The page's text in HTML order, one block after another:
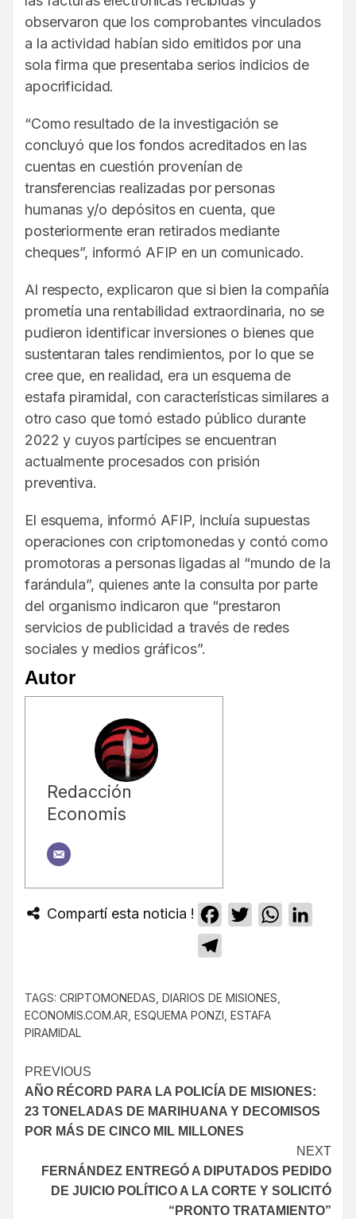
observaron que los comprobantes vinculados
a la actividad habían sido emitidos por una
sola firma que presentaba serios indicios de
apocrificidad.
“Como resultado de la investigación se
concluyó que los fondos acreditados en las
cuentas en cuestión provenían de
transferencias realizadas por personas
humanas y/o depósitos en cuenta, que
posteriormente eran retirados mediante
cheques”, informó AFIP en un comunicado.
Al respecto, explicaron que si bien la compañía
prometía una rentabilidad extraordinaria, no se
pudieron identificar inversiones o bienes que
sustentaran tales rendimientos, por lo que se
cree que, en realidad, era un esquema de
estafa piramidal, con características similares a
otro caso que tomó estado público durante
2022 y cuyos partícipes se encuentran
actualmente procesados con prisión
preventiva.
El esquema, informó AFIP, incluía supuestas
operaciones con criptomonedas y contó como
promotoras a personas ligadas al “mundo de la
farándula”, quienes ante la consulta por parte
del organismo indicaron que “prestaron
servicios de publicidad a través de redes
sociales y medios gráficos”.
Autor
Redacción
Economis
Compartí esta noticia ! Facebook
TwitterWhatsApp
TAGS: CRIPTOMONEDAS DIARIOS DE MISIONES
ECONOMIS.COM.AR ESQUEMA PONZI ESTAFA
PIRAMIDAL
PREVIOUS
AÑO RÉCORD PARA LA POLICÍA DE MISIONES:
23 TONELADAS DE MARIHUANA Y DECOMISOS
POR MÁS DE CINCO MIL MILLONES
NEXT
FERNÁNDEZ ENTREGÓ A DIPUTADOS PEDIDO
DE JUICIO POLÍTICO A LA CORTE Y SOLICITÓ
“PRONTO TRATAMIENTO”